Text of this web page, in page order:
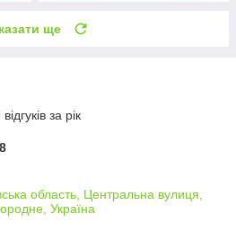
ще
за рік
область, Центральна вулиця,
Україна